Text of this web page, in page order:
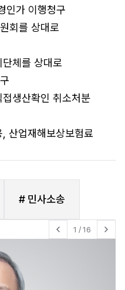
인가 이행청구
회를 상대로
체를 상대로
생산확인 취소처분
산업재해보상보험료
# 민사소송
1 / 16